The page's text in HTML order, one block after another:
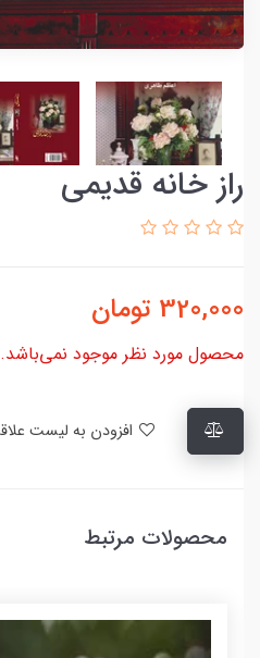
راز خانه قدیمی
320,000 تومان
محصول مورد نظر موجود نمی‌باشد.
محصولات مرتبط